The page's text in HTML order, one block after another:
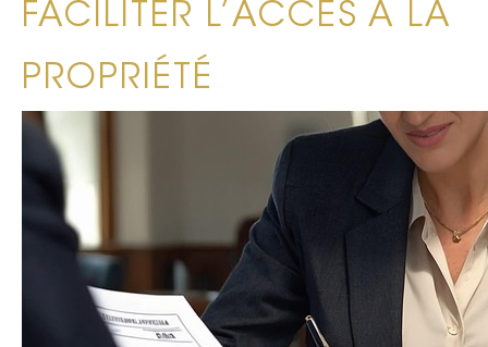
FACILITER L’ACCÈS À LA
PROPRIÉTÉ